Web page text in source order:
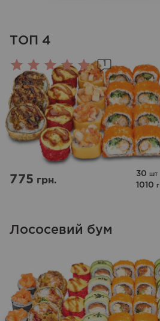
ТОП 4
Оцінено
в
5.00
з 5
775грн.
30 шт
1010 г
Лососевий бум